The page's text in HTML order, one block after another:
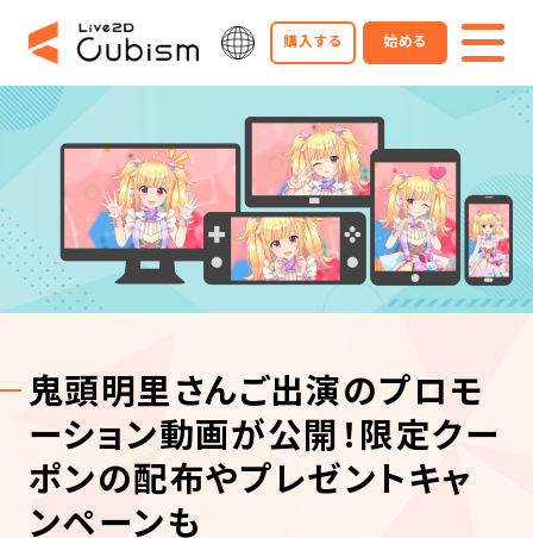
購入する 始める
鬼頭明里さんご出演のプロモ
ーション動画が公開！限定クー
ポンの配布やプレゼントキャ
ンペーンも